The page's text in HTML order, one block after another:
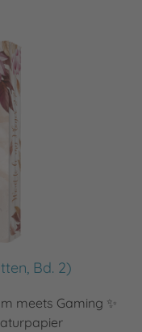
Bd. 2)
meets Gaming ✨